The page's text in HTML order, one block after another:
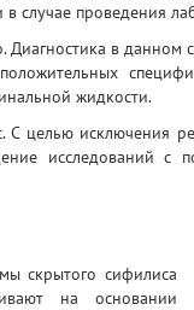
случае проведения
в данном
жидкости.
целью исключения
исследований с
скрытого сифилиса
на основании